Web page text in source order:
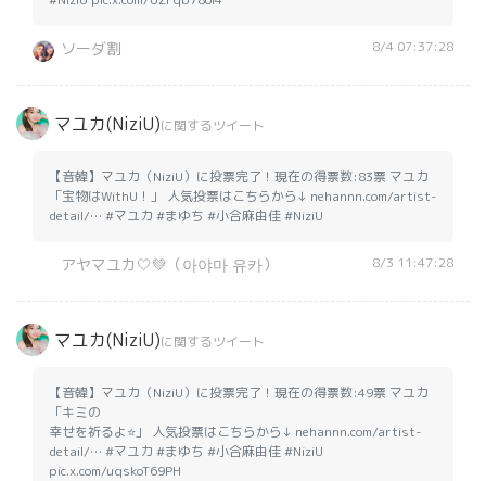
ソーダ割 8/4 07:37:28
マユカ(NiziU)に関するツイート
【音韓】マユカ（NiziU）に投票完了！現在の得票数:83票 マユカ
「宝物はWithU！」 人気投票はこちらから↓ nehannn.com/artist-
detail/… #マユカ #まゆち #小合麻由佳 #NiziU
アヤマユカ🤍💚（아야마 유카） 8/3 11:47:28
マユカ(NiziU)に関するツイート
【音韓】マユカ（NiziU）に投票完了！現在の得票数:49票 マユカ
「キミの
幸せを祈るよ⭐️」 人気投票はこちらから↓ nehannn.com/artist-
detail/… #マユカ #まゆち #小合麻由佳 #NiziU
pic.x.com/uqskoT69PH